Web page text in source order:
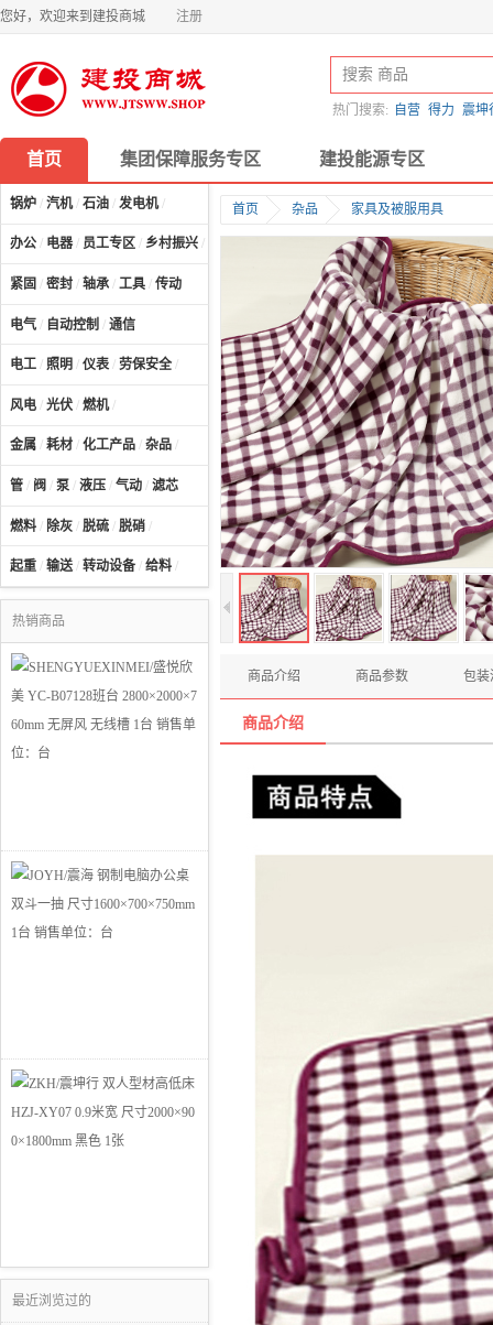
您好，欢迎来到建投商城 注册
热门搜索: 自营 得力 震坤
首页 集团保障服务专区 建投能源专区
锅炉 / 汽机/ 石油 / 发电机/
办公 / 电器 / 员工专区 / 乡村振兴 /
紧固 / 密封 / 轴承 / 工具 / 传动
电气 / 自动控制 / 通信
电工 / 照明 / 仪表 / 劳保安全 /
风电 / 光伏 / 燃机/
金属 / 耗材 / 化工产品 / 杂品 /
管 / 阀 / 泵 / 液压 / 气动 / 滤芯
燃料 / 除灰 / 脱硫 / 脱硝 /
起重 / 输送/ 转动设备 / 给料 /
热销商品
最近浏览过的
首页 杂品 家具及被服用具
商品介绍 商品参数 包装
商品介绍